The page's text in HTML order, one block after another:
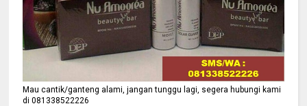
Mau cantik/ganteng alami, jangan tunggu lagi, segera hubungi kami
di 081338522226